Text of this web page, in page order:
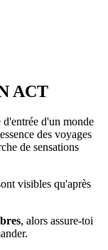
ACT
d'un monde
des voyages
de sensations
visibles qu'après
, alors assure-toi